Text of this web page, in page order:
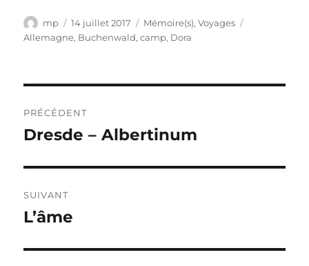
Auteur
mp
Publié
le
14 juillet 2017 Catégories
Mémoire(s),Voyages
Allemagne, Buchenwald,camp, Dora
de
PRÉCÉDENT
Publication
Dresde – Albertinum
SUIVANT
Publication
L’âme